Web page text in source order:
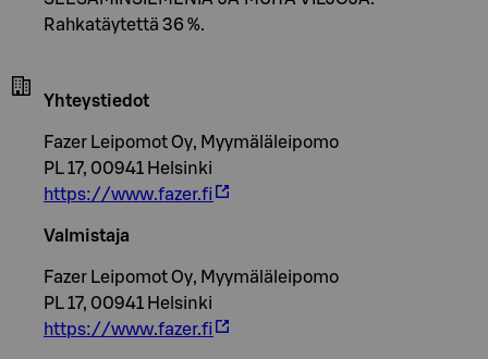
Rahkatäytettä 36 %.
Yhteystiedot
Fazer Leipomot Oy, Myymäläleipomo
PL 17, 00941 Helsinki
https://www.fazer.fi
Valmistaja
Fazer Leipomot Oy, Myymäläleipomo
PL 17, 00941 Helsinki
https://www.fazer.fi